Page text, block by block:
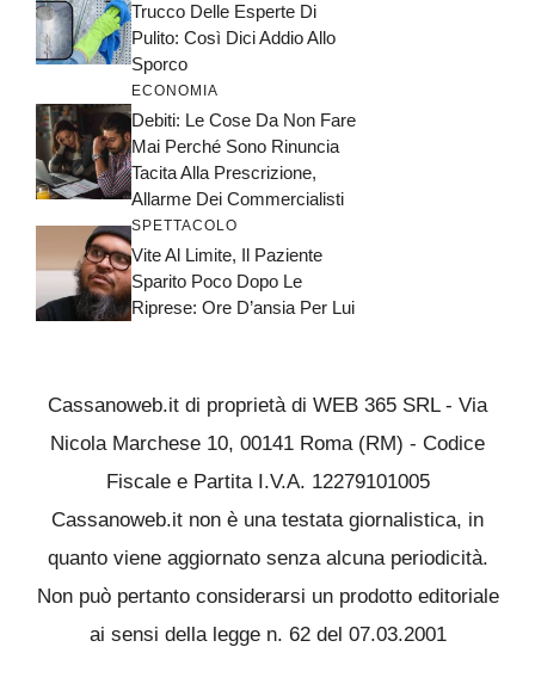
Trucco Delle Esperte Di
Pulito: Così Dici Addio Allo
Sporco
ECONOMIA
Debiti: Le Cose Da Non Fare
Mai Perché Sono Rinuncia
Tacita Alla Prescrizione,
Allarme Dei Commercialisti
SPETTACOLO
Vite Al Limite, Il Paziente
Sparito Poco Dopo Le
Riprese: Ore D’ansia Per Lui
Cassanoweb.it di proprietà di WEB 365 SRL - Via
Nicola Marchese 10, 00141 Roma (RM) - Codice
Fiscale e Partita I.V.A. 12279101005
Cassanoweb.it non è una testata giornalistica, in
quanto viene aggiornato senza alcuna periodicità.
Non può pertanto considerarsi un prodotto editoriale
ai sensi della legge n. 62 del 07.03.2001